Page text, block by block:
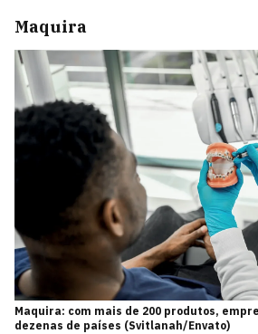
Maquira
Maquira: com mais de 200 produtos,
dezenas de países (Svitlanah/Envato)